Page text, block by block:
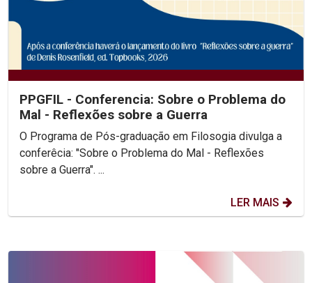
PPGFIL - Conferencia: Sobre o Problema do
Mal - Reflexões sobre a Guerra
O Programa de Pós-graduação em Filosogia divulga a
conferêcia: "Sobre o Problema do Mal - Reflexões
sobre a Guerra". ...
LER MAIS